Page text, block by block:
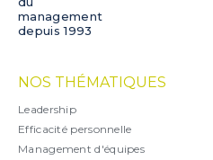
management
depuis 1993
NOS THÉMATIQUES
Leadership
Efficacité personnelle
Management d'équipes